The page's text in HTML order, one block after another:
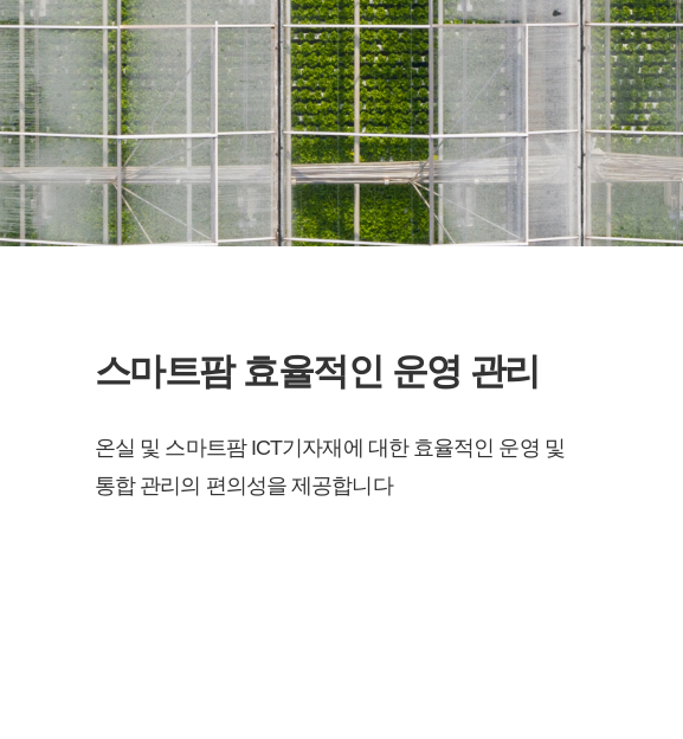
스마트팜 효율적인 운영 관리
온실 및 스마트팜 ICT기자재에 대한 효율적인 운영 및
통합 관리의 편의성을 제공합니다